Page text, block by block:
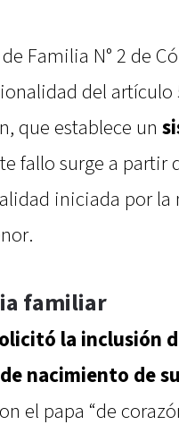
Familia N° 2 de
del artículo
que establece un
fallo surge a partir
iniciada por la
familiar
la inclusión
nacimiento de
el papa “de